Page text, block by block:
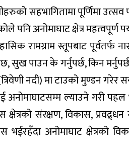
सहभागितामा पूर्णिमा उत्सव
पनि अनोमाघाट क्षेत्र
रामग्राम स्तूपबाट पूर्वतर्फ
सुख पाउन के गर्नुपर्छ, किन
नदी) मा टाउको मुण्डन गरेर
अनोमाघाटसम्म ल्याउने गरी
संरक्षण, विकास,
भईरहँदा अनोमाघाट क्षेत्रको